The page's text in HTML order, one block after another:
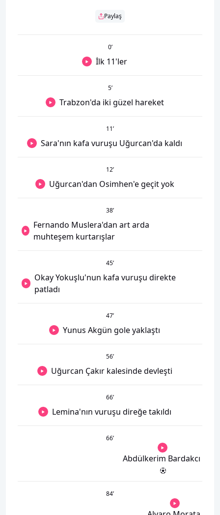
Paylaş
0’
İlk 11'ler
5’
Trabzon'da iki güzel hareket
11’
Sara'nın kafa vuruşu Uğurcan'da kaldı
12’
Uğurcan'dan Osimhen'e geçit yok
38’
Fernando Muslera'dan art arda
muhteşem kurtarışlar
45’
Okay Yokuşlu'nun kafa vuruşu direkte
patladı
47’
Yunus Akgün gole yaklaştı
56’
Uğurcan Çakır kalesinde devleşti
66’
Lemina'nın vuruşu direğe takıldı
66’
Abdülkerim Bardakcı
84’